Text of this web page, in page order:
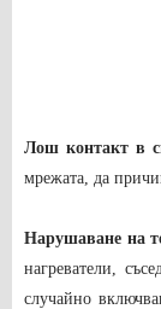
Лош контакт в
мрежата, да
Нарушаване на
нагреватели,
случайно